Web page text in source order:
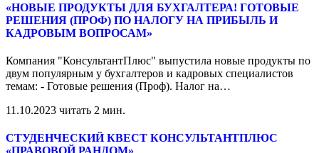
«НОВЫЕ ПРОДУКТЫ ДЛЯ БУХГАЛТЕРА! ГОТОВЫЕ
РЕШЕНИЯ (ПРОФ) ПО НАЛОГУ НА ПРИБЫЛЬ И
КАДРОВЫМ ВОПРОСАМ»
Компания "КонсультантПлюс" выпустила новые продукты по
двум популярным у бухгалтеров и кадровых специалистов
темам: - Готовые решения (Проф). Налог на…
11.10.2023 читать 2 мин.
СТУДЕНЧЕСКИЙ КВЕСТ КОНСУЛЬТАНТПЛЮС
«ПРАВОВОЙ РАНДОМ»